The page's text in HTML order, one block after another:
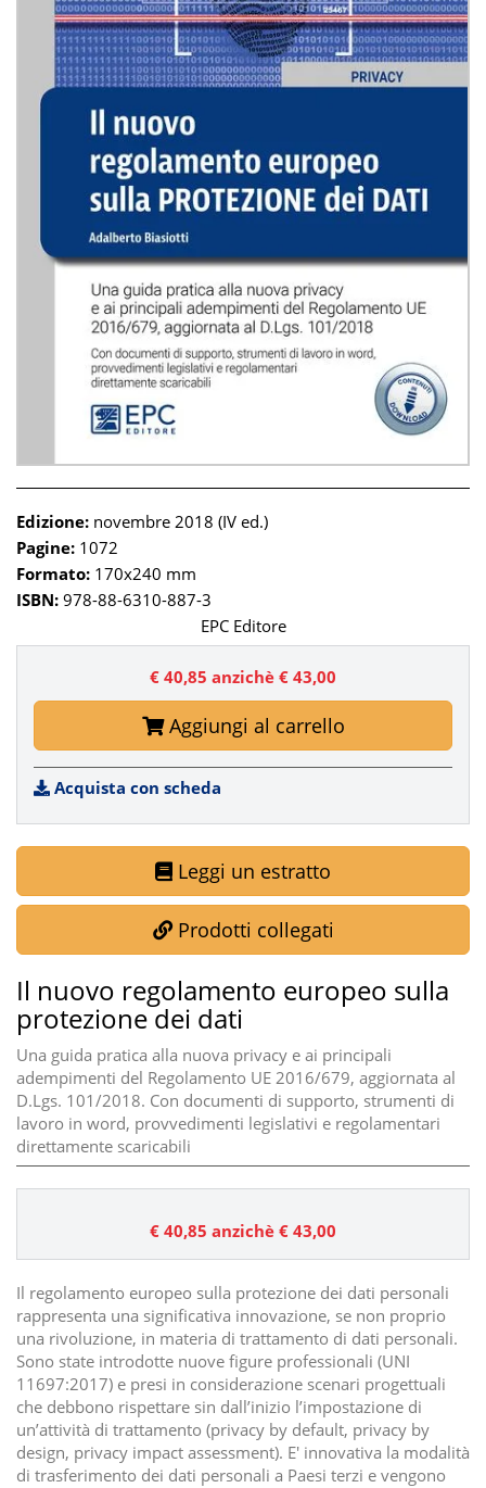
Edizione: novembre 2018 (IV ed.)
Pagine: 1072
Formato: 170x240 mm
ISBN: 978-88-6310-887-3
EPC Editore
€ 40,85 anzichè € 43,00
Aggiungi al carrello
Acquista con scheda
Leggi un estratto
Prodotti collegati
Il nuovo regolamento europeo sulla
protezione dei dati
Una guida pratica alla nuova privacy e ai principali
adempimenti del Regolamento UE 2016/679, aggiornata al
D.Lgs. 101/2018. Con documenti di supporto, strumenti di
lavoro in word, provvedimenti legislativi e regolamentari
direttamente scaricabili
€ 40,85 anzichè € 43,00
Il regolamento europeo sulla protezione dei dati personali
rappresenta una significativa innovazione, se non proprio
una rivoluzione, in materia di trattamento di dati personali.
Sono state introdotte nuove figure professionali (UNI
11697:2017) e presi in considerazione scenari progettuali
che debbono rispettare sin dall’inizio l’impostazione di
un’attività di trattamento (privacy by default, privacy by
design, privacy impact assessment). E' innovativa la modalità
di trasferimento dei dati personali a Paesi terzi e vengono